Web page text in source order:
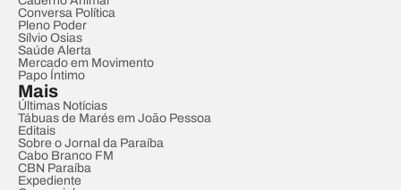
Conversa Política
Pleno Poder
Sílvio Osias
Saúde Alerta
Mercado em Movimento
Papo Íntimo
Mais
Últimas Notícias
Tábuas de Marés em João Pessoa
Editais
Sobre o Jornal da Paraíba
Cabo Branco FM
CBN Paraíba
Expediente